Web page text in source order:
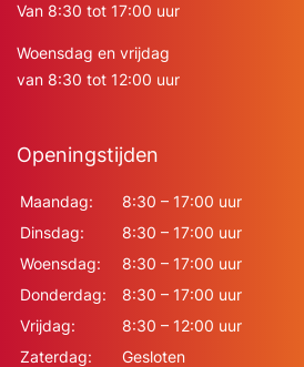
Van 8:30 tot 17:00 uur
Woensdag en vrijdag
van 8:30 tot 12:00 uur
Openingstijden
Maandag:
8:30 – 17:00 uur
Dinsdag:
8:30 – 17:00 uur
Woensdag:
8:30 – 17:00 uur
Donderdag:
8:30 – 17:00 uur
Vrijdag:
8:30 – 12:00 uur
Zaterdag:
Gesloten